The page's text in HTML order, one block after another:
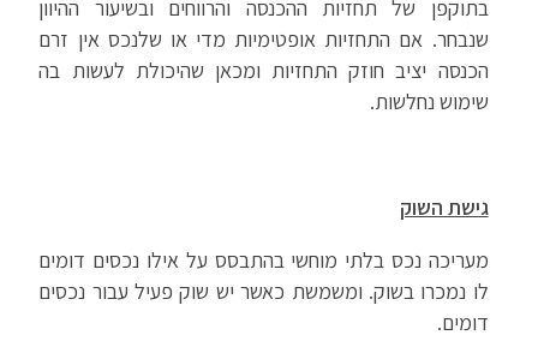
בתוקפן של תחזיות ההכנסה והרווחים ובשיעור ההיוון
שנבחר. אם התחזיות אופטימיות מדי או שלנכס אין זרם
הכנסה יציב חוזק התחזיות ומכאן שהיכולת לעשות בה
שימוש נחלשות.
גישת השוק
מעריכה נכס בלתי מוחשי בהתבסס על אילו נכסים דומים
לו נמכרו בשוק. ומשמשת כאשר יש שוק פעיל עבור נכסים
דומים.